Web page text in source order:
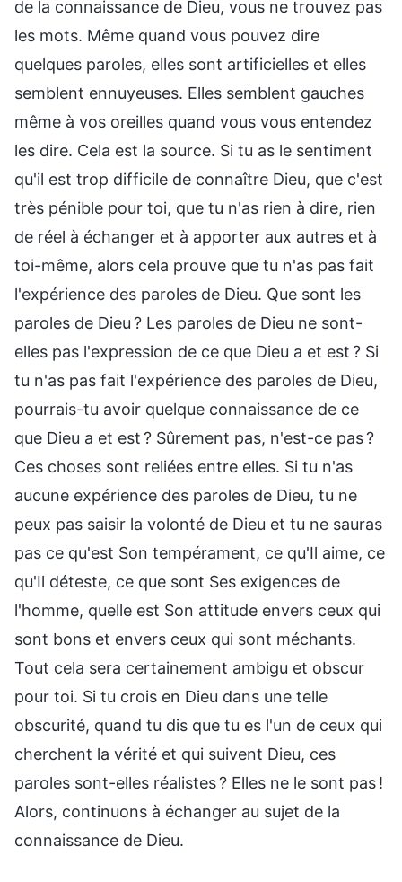
de la connaissance de Dieu, vous ne trouvez pas
les mots. Même quand vous pouvez dire
quelques paroles, elles sont artificielles et elles
semblent ennuyeuses. Elles semblent gauches
même à vos oreilles quand vous vous entendez
les dire. Cela est la source. Si tu as le sentiment
qu'il est trop difficile de connaître Dieu, que c'est
très pénible pour toi, que tu n'as rien à dire, rien
de réel à échanger et à apporter aux autres et à
toi-même, alors cela prouve que tu n'as pas fait
l'expérience des paroles de Dieu. Que sont les
paroles de Dieu ? Les paroles de Dieu ne sont-
elles pas l'expression de ce que Dieu a et est ? Si
tu n'as pas fait l'expérience des paroles de Dieu,
pourrais-tu avoir quelque connaissance de ce
que Dieu a et est ? Sûrement pas, n'est-ce pas ?
Ces choses sont reliées entre elles. Si tu n'as
aucune expérience des paroles de Dieu, tu ne
peux pas saisir la volonté de Dieu et tu ne sauras
pas ce qu'est Son tempérament, ce qu'Il aime, ce
qu'Il déteste, ce que sont Ses exigences de
l'homme, quelle est Son attitude envers ceux qui
sont bons et envers ceux qui sont méchants.
Tout cela sera certainement ambigu et obscur
pour toi. Si tu crois en Dieu dans une telle
obscurité, quand tu dis que tu es l'un de ceux qui
cherchent la vérité et qui suivent Dieu, ces
paroles sont-elles réalistes ? Elles ne le sont pas !
Alors, continuons à échanger au sujet de la
connaissance de Dieu.